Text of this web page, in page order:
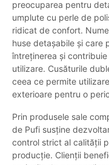
preocuparea pentru
umplute cu perle de
ridicat de confort.
huse detașabile și care
întreținerea și
utilizare. Cusăturile
ceea ce permite
exterioare pentru o
Prin produsele sale
de Pufi susține
control strict al calității
producție. Clienții